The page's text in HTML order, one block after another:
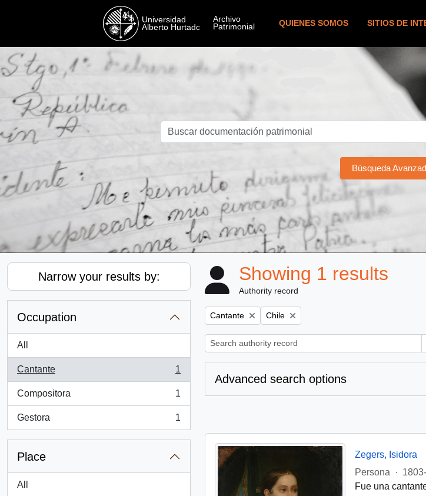
QUIENES SOMOS SITIOS DE
Búsqueda
Narrow your results by:
Occupation
All
Cantante
, 1 results
1
Compositora
, 1 results
1
Gestora
, 1 results
1
Place
All
Showing 1 results
Authority record
Remove filter:
Cantante Remove filter:
Chile
Advanced search options
Zegers, Isidora
Persona
·
Fue una